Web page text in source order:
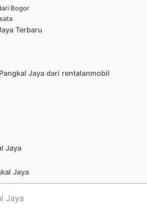
Bogor
Terbaru
Jaya dari rentalanmobil
Jaya
Jaya
Jaya